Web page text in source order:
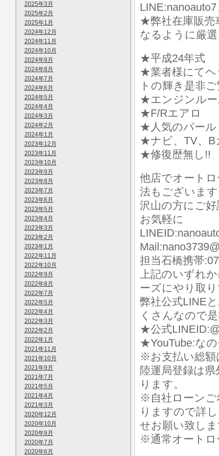
2025年3月
2025年2月
2025年1月
2024年12月
2024年11月
2024年10月
2024年9月
2024年8月
2024年7月
2024年6月
2024年5月
2024年4月
2024年3月
2024年2月
2024年1月
2023年12月
2023年11月
2023年10月
2023年9月
2023年8月
2023年7月
2023年6月
2023年5月
2023年4月
2023年3月
2023年2月
2023年1月
2022年11月
2022年10月
2022年9月
2022年8月
2022年7月
2022年5月
2022年4月
2022年3月
2022年2月
2022年1月
2021年11月
2021年10月
2021年9月
2021年7月
2021年5月
2021年4月
2021年3月
2020年12月
2020年10月
2020年9月
2020年7月
2020年6月
★弊社在庫販売
なるように厳
★平成24年式
★業者様にてヘ
トの輝き是非
★エンジンル
★F/Rエアロ
★人気のパール
★ナビ、TV、B
★修復歴無し!!
他店でオート
法もございま
沢山の方にご
お気軽に
担当石橋携帯
上記のいずれ
ーズにやり取
弊社公式LINE
くさんなので
★公式
★YouTube:な
※お支払い総額
陸運局登録は
ります。
※自社ローンご
りますので詳
せお願い致し
※通常オートロ